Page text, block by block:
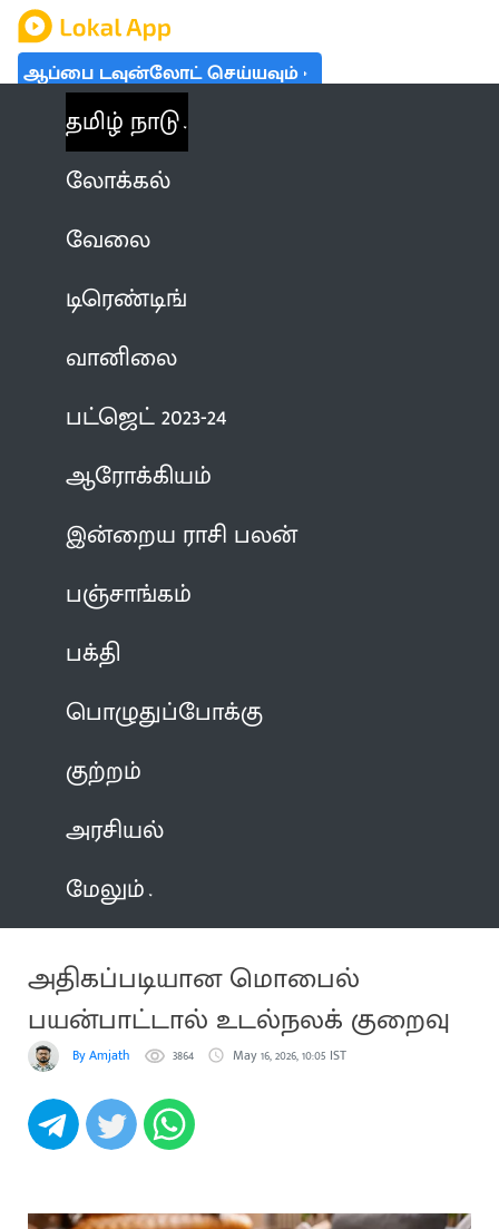
ஆப்பை டவுன்லோட் செய்யவும்
தமிழ் நாடு
லோக்கல்
வேலை
டிரெண்டிங்
வானிலை
பட்ஜெட் 2023-24
ஆரோக்கியம்
இன்றைய ராசி பலன்
பஞ்சாங்கம்
பக்தி
பொழுதுப்போக்கு
குற்றம்
அரசியல்
மேலும்
அதிகப்படியான மொபைல்
பயன்பாட்டால் உடல்நலக் குறைவு
By Amjath 3864 May 16, 2026, 10:05 IST